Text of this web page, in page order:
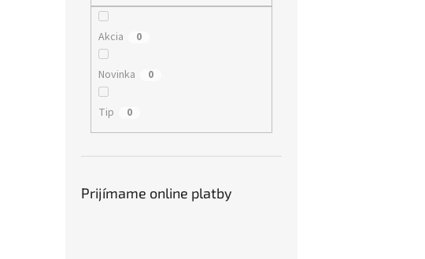
Akcia 0
Novinka 0
Tip 0
Prijímame online platby